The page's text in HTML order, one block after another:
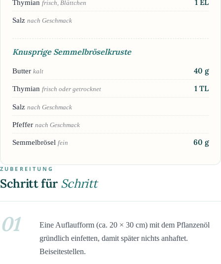
Thymian frisch, Blättchen 1 EL
Salz nach Geschmack
Knusprige Semmelbröselkruste
Butter kalt 40 g
Thymian frisch oder getrocknet 1 TL
Salz nach Geschmack
Pfeffer nach Geschmack
Semmelbrösel fein 60 g
ZUBEREITUNG
Schritt für Schritt
01
Eine Auflaufform (ca. 20 × 30 cm) mit dem Pflanzenöl
gründlich einfetten, damit später nichts anhaftet.
Beiseitestellen.